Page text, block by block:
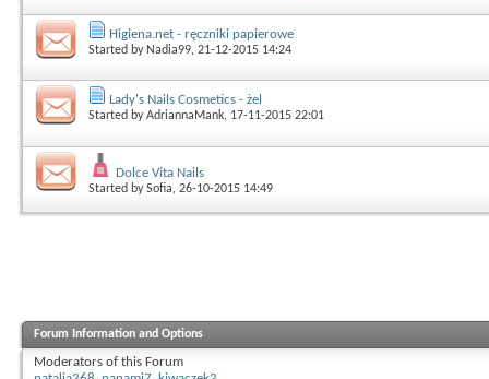
Higiena.net - ręczniki papierowe
Started by Nadia99, 21-12-2015 14:24
Lady's Nails Cosmetics - żel
Started byAdriannaMank, 17-11-2015 22:01
Dolce Vita Nails
Started bySofia, 26-10-2015 14:49
Forum Information and Options
Moderators of this Forum